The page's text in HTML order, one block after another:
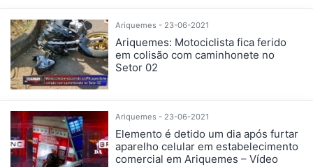
Ariquemes - 23-06-2021
Ariquemes: Motociclista fica ferido
em colisão com caminhonete no
Setor 02
Ariquemes - 23-06-2021
Elemento é detido um dia após furtar
aparelho celular em estabelecimento
comercial em Ariquemes – Vídeo